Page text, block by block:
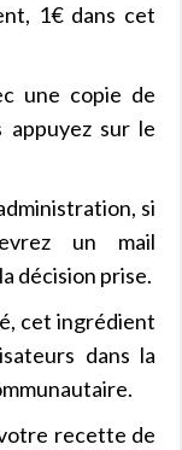
1€ dans cet
une copie de
sur le
si
un mail
décision prise.
cet ingrédient
dans la
recette de